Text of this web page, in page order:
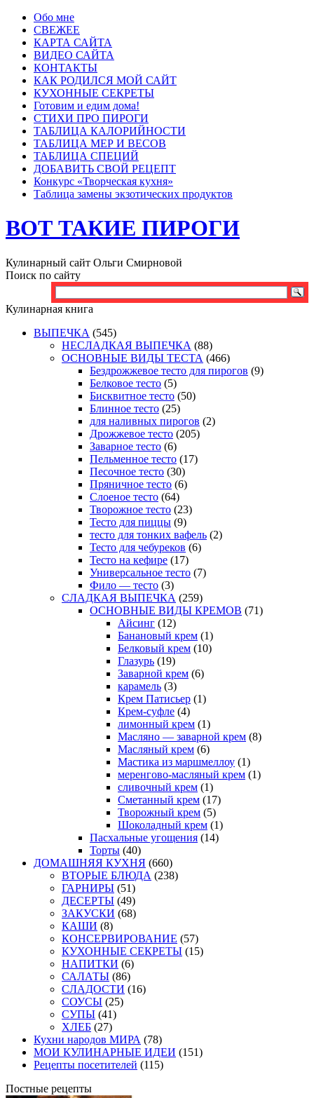
Обо мне
СВЕЖЕЕ
КАРТА САЙТА
ВИДЕО САЙТА
КОНТАКТЫ
КАК РОДИЛСЯ МОЙ САЙТ
КУХОННЫЕ СЕКРЕТЫ
Готовим и едим дома!
СТИХИ ПРО ПИРОГИ
ТАБЛИЦА КАЛОРИЙНОСТИ
ТАБЛИЦА МЕР И ВЕСОВ
ТАБЛИЦА СПЕЦИЙ
ДОБАВИТЬ СВОЙ РЕЦЕПТ
Конкурс «Творческая кухня»
Таблица замены экзотических продуктов
ВОТ ТАКИЕ ПИРОГИ
Кулинарный сайт Ольги Смирновой
Поиск по сайту
Кулинарная книга
ВЫПЕЧКА (545)
НЕСЛАДКАЯ ВЫПЕЧКА (88)
ОСНОВНЫЕ ВИДЫ ТЕСТА (466)
Бездрожжевое тесто для пирогов (9)
Белковое тесто (5)
Бисквитное тесто (50)
Блинное тесто (25)
для наливных пирогов (2)
Дрожжевое тесто (205)
Заварное тесто (6)
Пельменное тесто (17)
Песочное тесто (30)
Пряничное тесто (6)
Слоеное тесто (64)
Творожное тесто (23)
Тесто для пиццы (9)
тесто для тонких вафель (2)
Тесто для чебуреков (6)
Тесто на кефире (17)
Универсальное тесто (7)
Фило — тесто (3)
СЛАДКАЯ ВЫПЕЧКА (259)
ОСНОВНЫЕ ВИДЫ КРЕМОВ (71)
Айсинг (12)
Банановый крем (1)
Белковый крем (10)
Глазурь (19)
Заварной крем (6)
карамель (3)
Крем Патисьер (1)
Крем-суфле (4)
лимонный крем (1)
Масляно — заварной крем (8)
Масляный крем (6)
Мастика из маршмеллоу (1)
меренгово-масляный крем (1)
сливочный крем (1)
Сметанный крем (17)
Творожный крем (5)
Шоколадный крем (1)
Пасхальные угощения (14)
Торты (40)
ДОМАШНЯЯ КУХНЯ (660)
ВТОРЫЕ БЛЮДА (238)
ГАРНИРЫ (51)
ДЕСЕРТЫ (49)
ЗАКУСКИ (68)
КАШИ (8)
КОНСЕРВИРОВАНИЕ (57)
КУХОННЫЕ СЕКРЕТЫ (15)
НАПИТКИ (6)
САЛАТЫ (86)
СЛАДОСТИ (16)
СОУСЫ (25)
СУПЫ (41)
ХЛЕБ (27)
Кухни народов МИРА (78)
МОИ КУЛИНАРНЫЕ ИДЕИ (151)
Рецепты посетителей (115)
Постные рецепты